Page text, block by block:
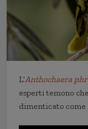
L’Anthochaera
esperti temono
dimenticato come